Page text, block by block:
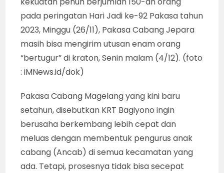
pada peringatan Hari Jadi ke-92 Pakasa tahun
2023, Minggu (26/11), Pakasa Cabang Jepara
masih bisa mengirim utusan enam orang
“bertugur” di kraton, Senin malam (4/12). (foto
: iMNews.id/dok)
Pakasa Cabang Magelang yang kini baru
setahun, disebutkan KRT Bagiyono ingin
berusaha berkembang lebih cepat dan
meluas dengan membentuk pengurus anak
cabang (Ancab) di semua kecamatan yang
ada. Tetapi, prosesnya tidak bisa secepat